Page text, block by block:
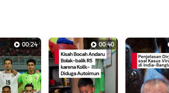
00:24 00:40